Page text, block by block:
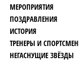
МЕРОПРИЯТИЯ
ПОЗДРАВЛЕНИЯ
ИСТОРИЯ
ТРЕНЕРЫ И
НЕГАСНУЩИЕ ЗВЁЗДЫ